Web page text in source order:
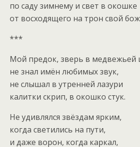
по саду зимнему и свет в окошке
от восходящего на трон свой
***
Мой предок, зверь в медвежьей
не знал имён любимых звук,
не слышал в утренней лазури
калитки скрип, в окошко стук.
Не удивлялся звёздам ярким,
когда светились на пути,
и даже ворон, когда каркал,